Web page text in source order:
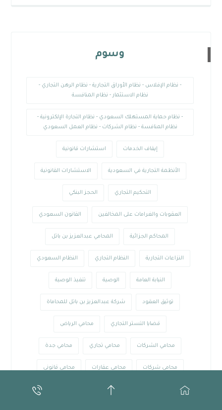
وسوم
- نظام الإفلاس - نظام الأوراق التجارية - نظام الرهن التجاري -
نظام الاستثمار - نظام المنافسة
- نظام حماية المستهلك السعودي - نظام التجارة الإلكترونية -
نظام المنافسة - نظام الشركات - نظام العمل السعودي
إيقاف الخدمات استشارات قانونية
الأنظمة التجارية في السعودية الاستشارات القانونية
التحكيم التجاري الحجز البنكي
العقوبات والغرامات على المخالفين القانون السعودي
المحاكم الجزائية المحامي عبدالعزيز بن باتل
النزاعات التجارية النظام التجاري النظام السعودي
النيابة العامة الوصية تنفيذ الوصية
توثيق العقود شركة عبدالعزيز بن باتل للمحاماة
قضايا التستر التجاري محامي الرياض
محامي الشركات محامي تجاري محامي جدة
محامي شركات محامي عقارات محامي قانوني
محامي متخصص